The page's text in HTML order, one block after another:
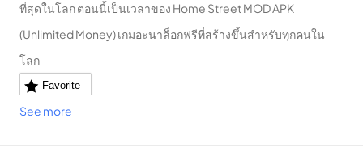
ที่สุดในโลก ตอนนี้เป็นเวลาของ Home Street MOD APK
(Unlimited Money) เกมอะนาล็อกฟรีที่สร้างขึ้นสำหรับทุกคนใน
โลก
Favorite
See more